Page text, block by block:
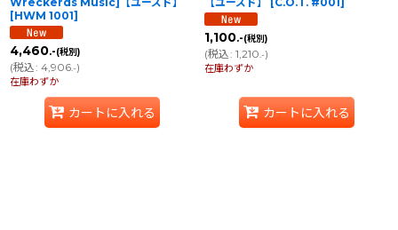
[HWM 1001]
4,460.-(税別)
(税込: 4,906.-)
在庫わずか
カートに入れる
1,100.-(税別)
(税込: 1,210.-)
在庫わずか
カートに入れる